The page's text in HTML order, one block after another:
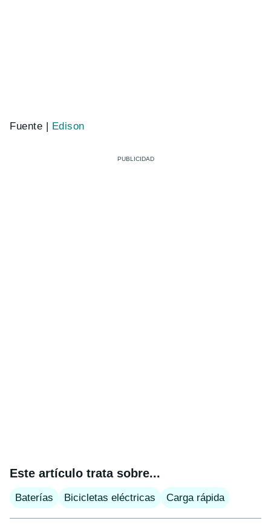
Fuente | Edison
Este artículo trata sobre...
Baterías Bicicletas eléctricas Carga rápida